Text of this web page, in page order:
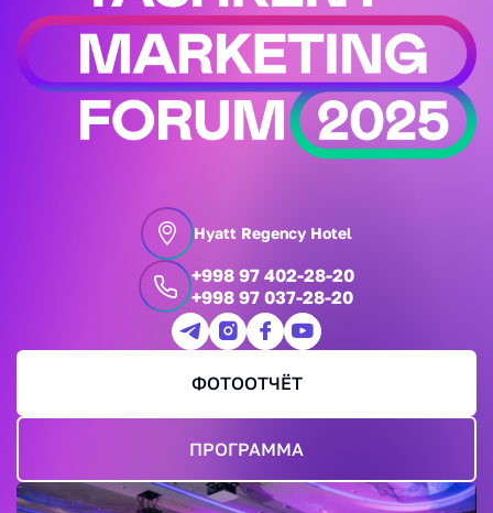
Hyatt Regency Hotel
+998 97 402-28-20
+998 97 037-28-20
ФОТООТЧЁТ
ПРОГРАММА